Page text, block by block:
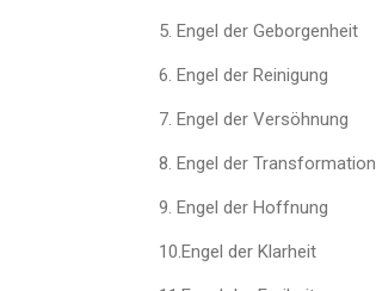
5. Engel der Geborgenheit
6. Engel der Reinigung
7. Engel der Versöhnung
8. Engel der Transformation
9. Engel der Hoffnung
10.Engel der Klarheit